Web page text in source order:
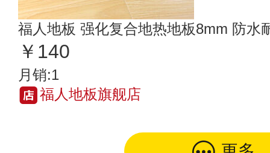
福人地板 强化复合地热地板8mm 防水
￥140
月销:1
福人地板旗舰店